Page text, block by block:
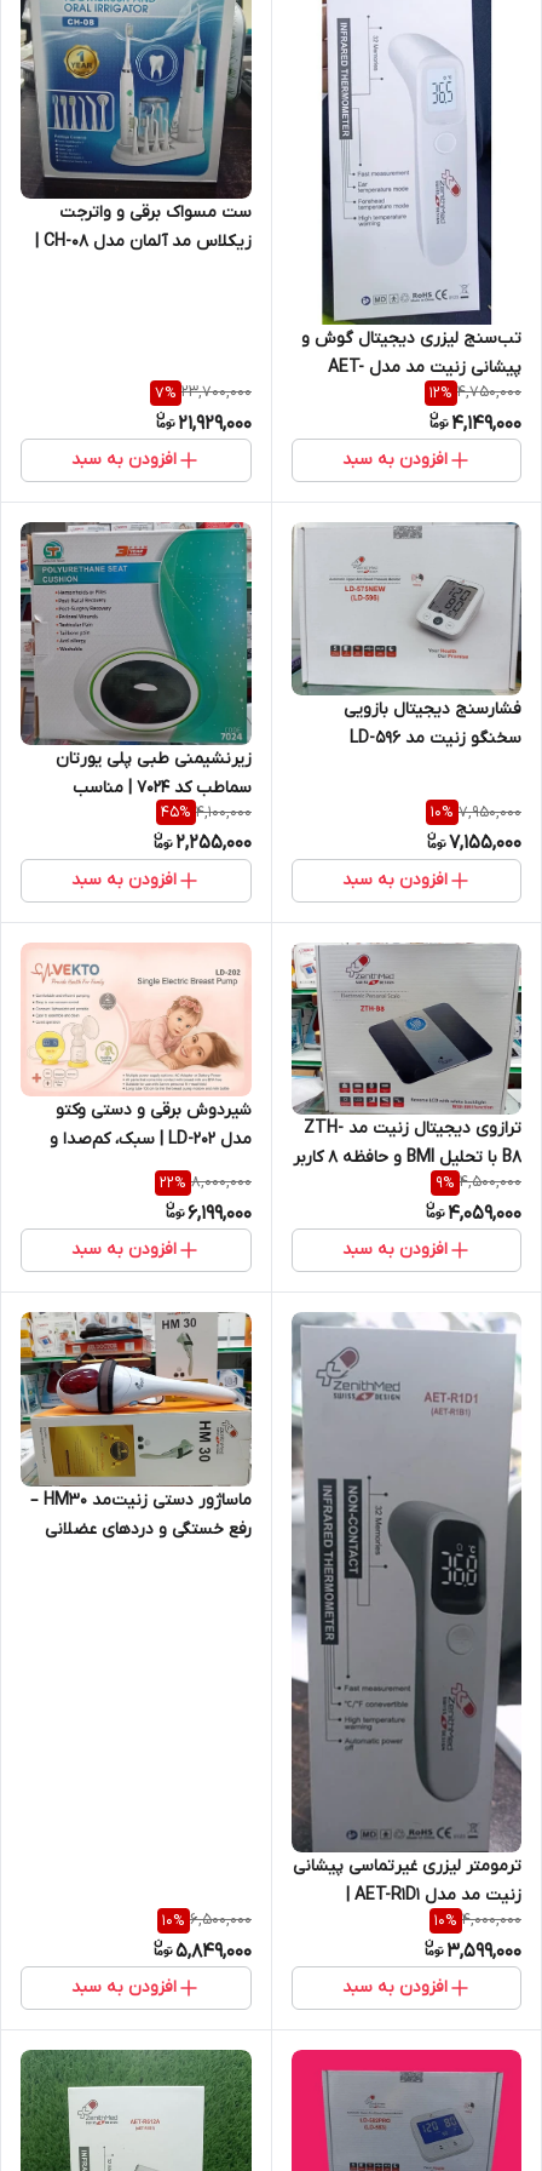
تب‌سنج لیزری دیجیتال گوش و
پیشانی زنیت مد مدل AET-
R834 | اندازه‌گیری سریع و دقیق
دما
4,750,000
12%
4,149,000
افزودن به سبد
ست مسواک برقی و واترجت
23,700,000
7%
21,929,000
افزودن به سبد
فشارسنج دیجیتال بازویی
سخنگو زنیت مد LD-596
7,950,000
10%
7,155,000
افزودن به سبد
زیرنشیمنی طبی پلی یورتان
سماطب کد 7024 | مناسب
نشستن طولانی مدت
4,100,000
45%
2,255,000
افزودن به سبد
ترازوی دیجیتال زنیت مد ZTH-
B8 با تحلیل BMI و حافظه ۸ کاربر
4,500,000
9%
4,059,000
افزودن به سبد
شیردوش برقی و دستی وکتو
مدل LD-202 | سبک، کم‌صدا و
قابل‌حمل با گارانتی شرکتی
8,000,000
22%
6,199,000
افزودن به سبد
ترمومتر لیزری غیرتماسی پیشانی
زنیت مد مدل AET-R1D1 |
دماسنج دیجیتال دقیق و سریع با
گارانتی شرکتی
4,000,000
10%
3,599,000
افزودن به سبد
ماساژور دستی زنیت‌مد HM30 –
رفع خستگی و دردهای عضلانی
6,500,000
10%
5,849,000
افزودن به سبد